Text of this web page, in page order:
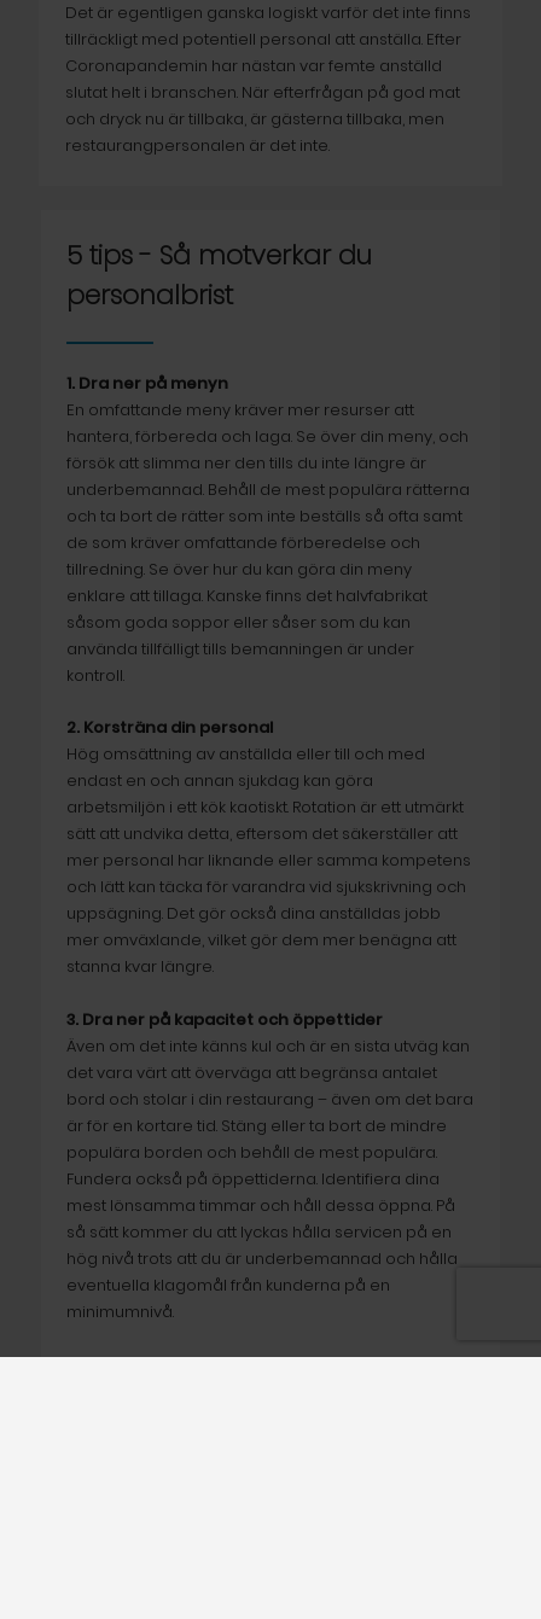
Det är egentligen ganska logiskt varför det inte finns
tillräckligt med potentiell personal att anställa. Efter
Coronapandemin har nästan var femte anställd
slutat helt i branschen. När efterfrågan på god mat
och dryck nu är tillbaka, är gästerna tillbaka, men
restaurangpersonalen är det inte.
5 tips - Så motverkar du
personalbrist
1. Dra ner på menyn
En omfattande meny kräver mer resurser att
hantera, förbereda och laga. Se över din meny, och
försök att slimma ner den tills du inte längre är
underbemannad. Behåll de mest populära rätterna
och ta bort de rätter som inte beställs så ofta samt
de som kräver omfattande förberedelse och
tillredning. Se över hur du kan göra din meny
enklare att tillaga. Kanske finns det halvfabrikat
såsom goda soppor eller såser som du kan
använda tillfälligt tills bemanningen är under
kontroll.
2. Korsträna din personal
Hög omsättning av anställda eller till och med
endast en och annan sjukdag kan göra
arbetsmiljön i ett kök kaotiskt. Rotation är ett utmärkt
sätt att undvika detta, eftersom det säkerställer att
mer personal har liknande eller samma kompetens
och lätt kan täcka för varandra vid sjukskrivning och
uppsägning. Det gör också dina anställdas jobb
mer omväxlande, vilket gör dem mer benägna att
stanna kvar längre.
3. Dra ner på kapacitet och öppettider
Även om det inte känns kul och är en sista utväg kan
det vara värt att överväga att begränsa antalet
bord och stolar i din restaurang – även om det bara
är för en kortare tid. Stäng eller ta bort de mindre
populära borden och behåll de mest populära.
Fundera också på öppettiderna. Identifiera dina
mest lönsamma timmar och håll dessa öppna. På
så sätt kommer du att lyckas hålla servicen på en
hög nivå trots att du är underbemannad och hålla
eventuella klagomål från kunderna på en
minimumnivå.